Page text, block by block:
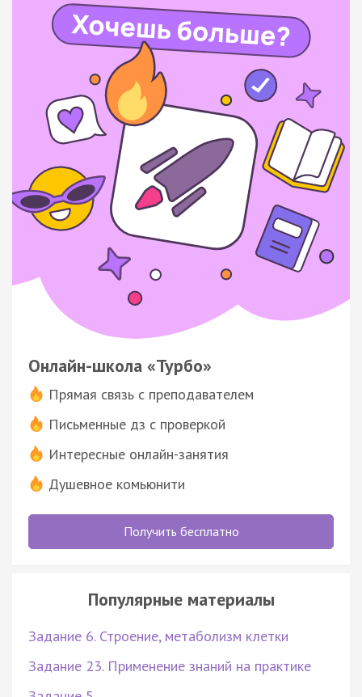
Онлайн-школа «Турбо»
Прямая связь с преподавателем
Письменные дз с проверкой
Интересные онлайн-занятия
Душевное комьюнити
Получить бесплатно
Популярные материалы
Задание 6. Строение, метаболизм клетки
Задание 23. Применение знаний на практике